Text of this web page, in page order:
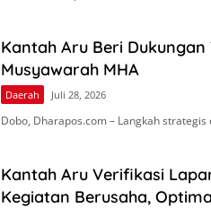
Kantah Aru Beri
Musyawarah MHA
Daerah Juli 28, 2026
Dobo, Dharapos.com – Langkah
Kantah Aru Verifikasi
Kegiatan Berusaha,